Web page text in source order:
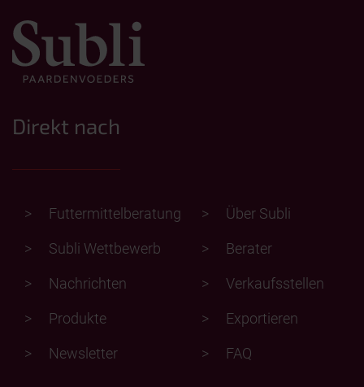
Direkt nach
Futtermittelberatung
Subli Wettbewerb
Nachrichten
Produkte
Newsletter
Über Subli
Berater
Verkaufsstellen
Exportieren
FAQ